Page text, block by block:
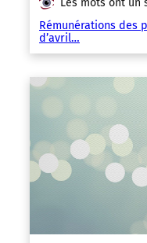
Les mots ont un
Rémunérations des
d’avril…